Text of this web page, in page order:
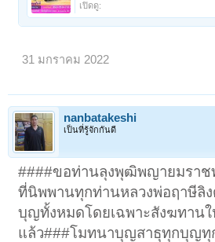
เปิดดู:
31 มกราคม 2022
nanbatakeshi
เป็นที่รู้จักกันดี
####ขอท่านลุงพุฒิพญายมราช
ที่นิพพานทุกท่านหลวงพ่อฤาษีลิ
บุญทั้งหมดโดยเฉพาะสังฆทานใ
แล้ว###โมทนาบุญสาธุทุกบุญ